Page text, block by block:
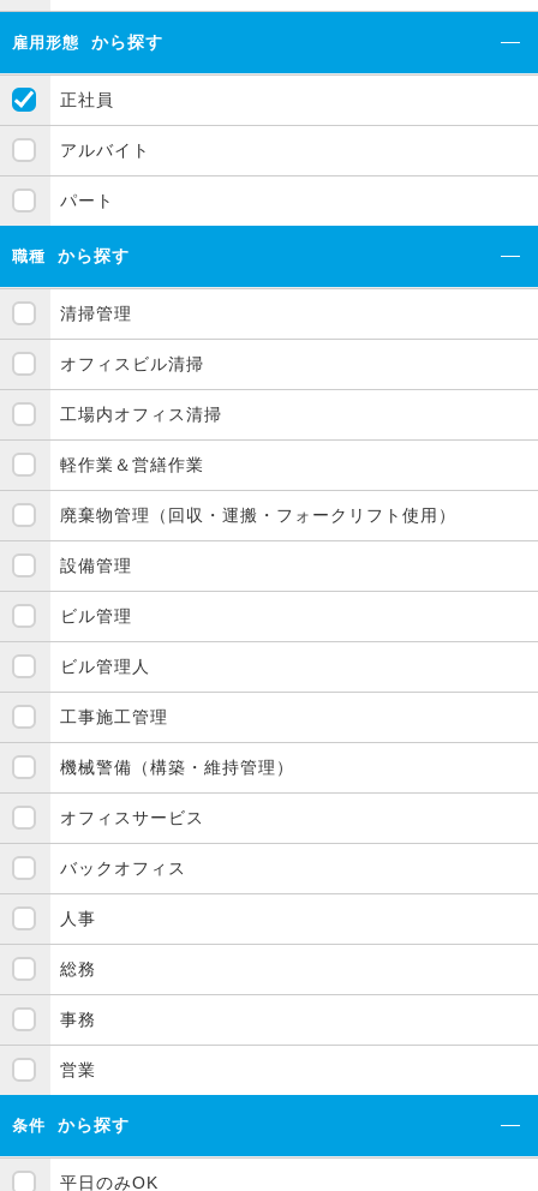
雇用形態 から探す
正社員
アルバイト
パート
職種 から探す
清掃管理
オフィスビル清掃
工場内オフィス清掃
軽作業＆営繕作業
廃棄物管理（回収・運搬・フォークリフト使用）
設備管理
ビル管理
ビル管理人
工事施工管理
機械警備（構築・維持管理）
オフィスサービス
バックオフィス
人事
総務
事務
営業
条件 から探す
平日のみOK